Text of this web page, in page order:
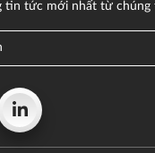
tin tức mới nhất từ chúng